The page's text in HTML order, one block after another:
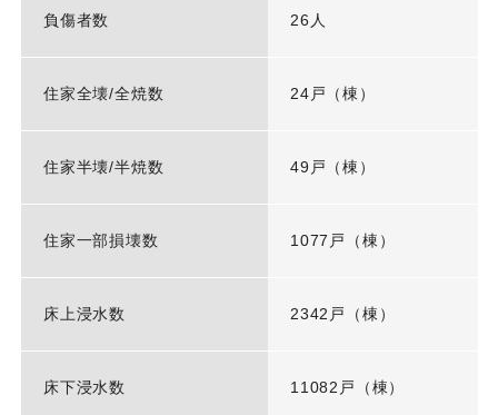
負傷者数 26人
住家全壊/全焼数 24戸（棟）
住家半壊/半焼数 49戸（棟）
住家一部損壊数 1077戸（棟）
床上浸水数 2342戸（棟）
床下浸水数 11082戸（棟）